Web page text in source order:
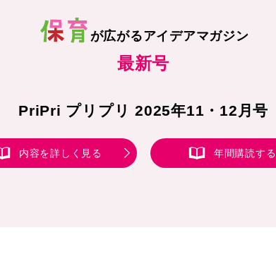
が広がるアイデアマガジン
最新号
PriPri プリプリ 2025年11・12月号
内容を詳しく見る 年間購読する